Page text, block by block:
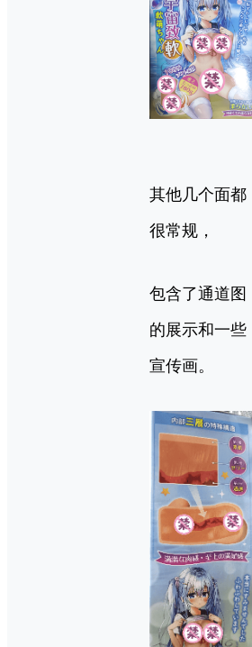
其他几个面都
很常规，
包含了通道图
的展示和一些
宣传画。